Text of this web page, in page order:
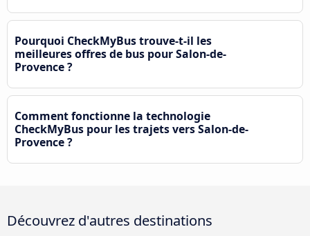
Pourquoi CheckMyBus trouve-t-il les
meilleures offres de bus pour Salon-de-
Provence ?
Comment fonctionne la technologie
CheckMyBus pour les trajets vers Salon-de-
Provence ?
Découvrez d'autres destinations